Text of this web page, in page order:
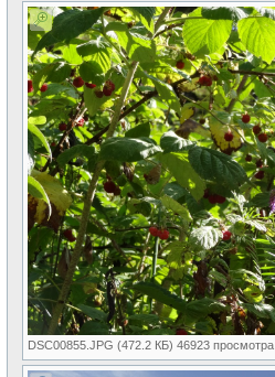
DSC00855.JPG (472.2 КБ) 46923 просмотра